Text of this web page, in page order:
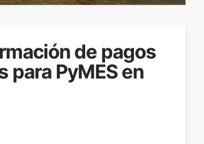
de pagos
para PyMES en